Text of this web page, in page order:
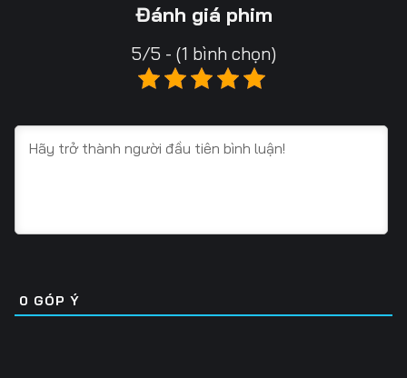
Tập 20
Tập 25 Tập 26
Tập 31 Tập 32 Tập 33
Tập 37 Tập 38 Tập 39
Đánh giá phim
5/5 - (1 bình chọn)
0 GÓP Ý